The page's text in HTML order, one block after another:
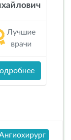
Лучшие
врачи